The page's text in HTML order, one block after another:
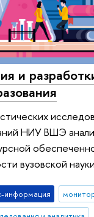
и
НИУ ВШЭ
вузовской
информация